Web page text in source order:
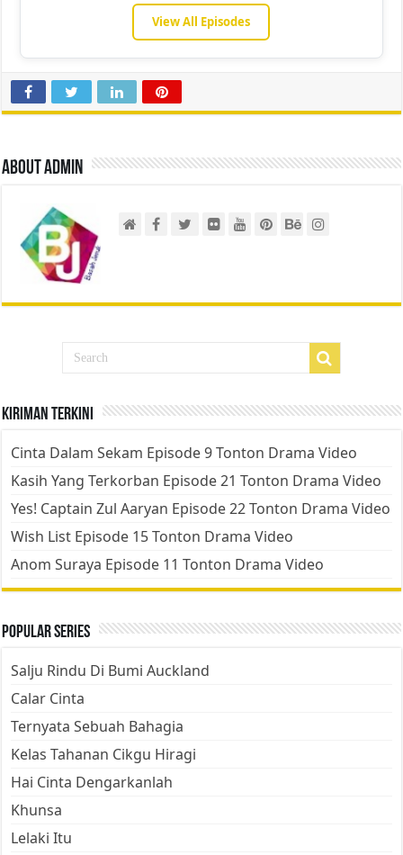
View All Episodes
About admin
Kiriman Terkini
Cinta Dalam Sekam Episode 9 Tonton Drama Video
Kasih Yang Terkorban Episode 21 Tonton Drama Video
Yes! Captain Zul Aaryan Episode 22 Tonton Drama Video
Wish List Episode 15 Tonton Drama Video
Anom Suraya Episode 11 Tonton Drama Video
Popular Series
Salju Rindu Di Bumi Auckland
Calar Cinta
Ternyata Sebuah Bahagia
Kelas Tahanan Cikgu Hiragi
Hai Cinta Dengarkanlah
Khunsa
Lelaki Itu